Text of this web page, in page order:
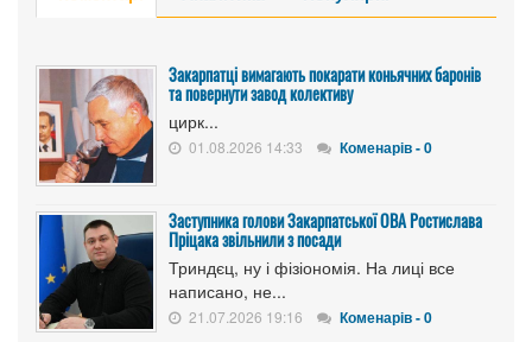
Закарпатці вимагають покарати коньячних баронів
та повернути завод колективу
цирк...
01.08.2026 14:33 Коменарів - 0
Заступника голови Закарпатської ОВА Ростислава
Пріцака звільнили з посади
Триндєц, ну і фізіономія. На лиці все
написано, не...
21.07.2026 19:16 Коменарів - 0